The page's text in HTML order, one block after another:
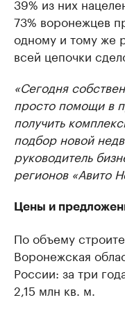
39% из них
73% воронежцев
одному и тому же
всей цепочки
«Сегодня
просто помощи в
получить
подбор новой
руководитель
регионов «Авито
Цены и
По объему
Воронежская
России: за три
2,15 млн кв. м.